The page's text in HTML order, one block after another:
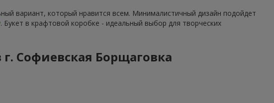
вариант, который нравится всем. Минималистичный дизайн подойдет
. Букет в крафтовой коробке - идеальный выбор для творческих
Софиевская Борщаговка